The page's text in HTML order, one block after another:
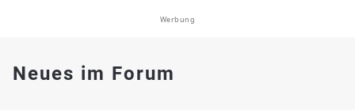
Werbung
Neues im Forum